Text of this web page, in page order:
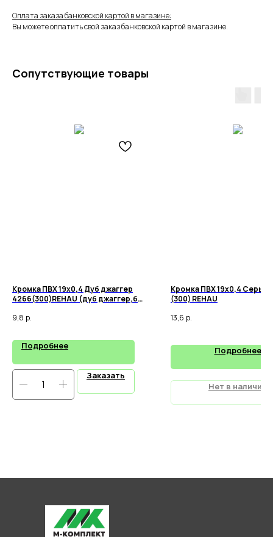
Оплата заказа банковской картой в магазине:
Вы можете оплатить свой заказ банковской картой в магазине.
Сопутствующие товары
Кромка ПВХ 19х0,4 Дуб джаггер
4266(300)REHAU (дуб джаггер,бук
9,8 р.
Подробнее
Заказать
Кромка ПВХ 19х0,4 Серый
(300) REHAU
13,6 р.
Подробнее
Нет в наличии